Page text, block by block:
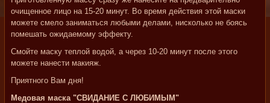
очищенное лицо на 15-20 минут. Во время действия этой маски
можете смело заниматься любыми делами, нисколько не боясь
помешать ожидаемому эффекту.
Смойте маску теплой водой, а через 10-20 минут после этого
можете нанести макияж.
Приятного Вам дня!
Медовая маска "СВИДАНИЕ С ЛЮБИМЫМ"